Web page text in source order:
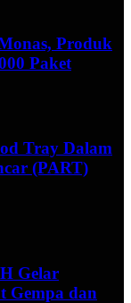
Produk
Paket
Tray Dalam
(PART)
Gelar
Gempa dan